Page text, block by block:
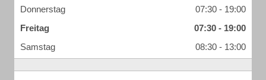
Donnerstag
07:30 - 19:00
Freitag
07:30 - 19:00
Samstag
08:30 - 13:00